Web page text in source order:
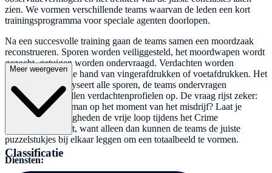
zien. We vormen verschillende teams waarvan de leden een kort
trainingsprogramma voor speciale agenten doorlopen.
Na een succesvolle training gaan de teams samen een moordzaak
reconstrueren. Sporen worden veiliggesteld, het moordwapen wordt
gezocht, getuigen worden ondervraagd. Verdachten worden
opgespoord aan de hand van vingerafdrukken of voetafdrukken. Het
laboratorium analyseert alle sporen, de teams ondervragen
verdachten en stellen verdachtenprofielen op. De vraag rijst zeker:
Waar was de tuinman op het moment van het misdrijf? Laat je
onderzoeksvaardigheden de vrije loop tijdens het Crime
bedrijfsevenement, want alleen dan kunnen de teams de juiste
puzzelstukjes bij elkaar leggen om een totaalbeeld te vormen.
Diensten:
Meer weergeven
Classificatie